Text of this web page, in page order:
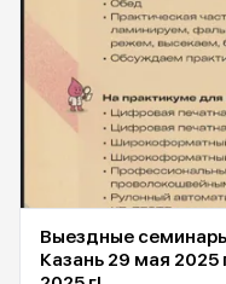
Выездные
Казань 29 мая 2025